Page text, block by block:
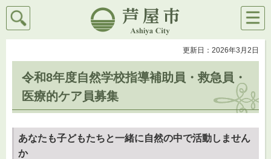
芦屋市
検索
メニ
ュー
更新日：2026年3月2日
令和8年度自然学校指導補助員・救急員・
医療的ケア員募集
あなたも子どもたちと一緒に自然の中で活動しません
か